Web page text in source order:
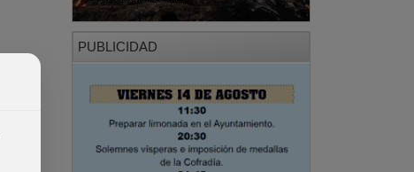
PUBLICIDAD